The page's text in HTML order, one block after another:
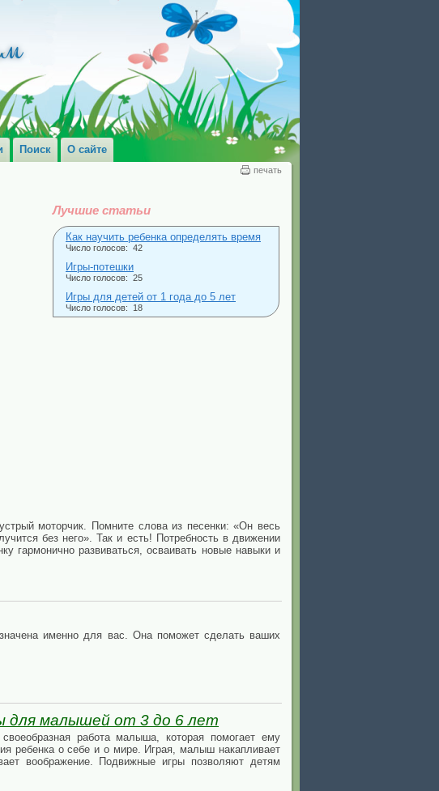
Поиск О сайте
печать
Лучшие статьи
Как научить ребенка определять время
Число голосов: 42
Игры-потешки
Число голосов: 25
Игры для детей от 1 года до 5 лет
Число голосов: 18
моторчик. Помните слова из песенки: «Он весь
без него». Так и есть! Потребность в движении
развиваться, осваивать новые навыки и
именно для вас. Она поможет сделать ваших
для малышей от 3 до 6 лет
работа малыша, которая помогает ему
ребенка о себе и о мире. Играя, малыш накапливает
воображение. Подвижные игры позволяют детям